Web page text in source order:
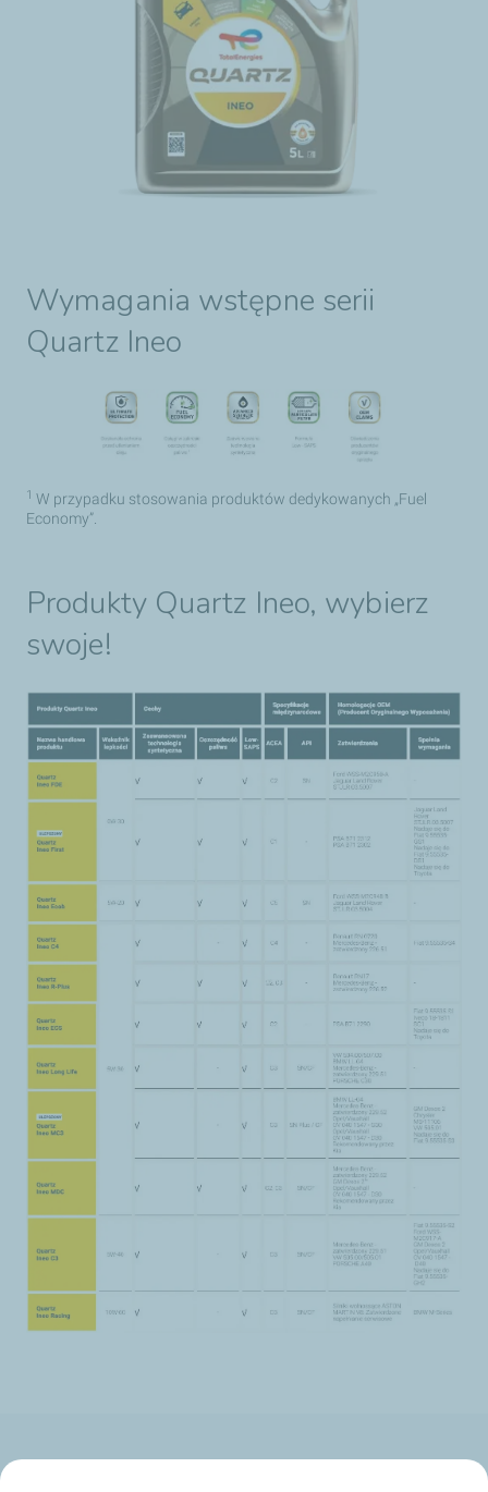
Wymagania wstępne serii
Quartz Ineo
1 W przypadku stosowania produktów dedykowanych „Fuel
Economy”.
Produkty Quartz Ineo, wybierz
swoje!